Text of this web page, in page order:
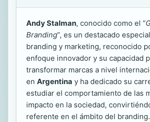
Andy Stalman, conocido como el “
Branding”, es un destacado
branding y marketing, reconocido
enfoque innovador y su capacidad
transformar marcas a nivel
en Argentina y ha dedicado su
estudiar el comportamiento de las
impacto en la sociedad,
referente en el ámbito del branding.